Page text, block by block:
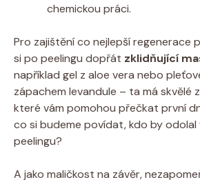
chemickou ⁣práci.
Pro zajištění​ co‌ nejlepší regenerace
‍si po peelingu‍ dopřát zklidňující
například gel z aloe vera nebo
zápachem levandule – ​ta‍ má skvělé
které‍ vám pomohou přečkat ⁢první
co si ⁢budeme⁤ povídat, kdo by⁣ odolal
‍peelingu?
A jako ​maličkost⁣ na závěr,⁣